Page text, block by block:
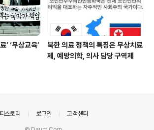
’ ‘무상교육’
북한 의료 정책의 특징은 무상치료
제, 예방의학, 의사 담당 구역제
티스토리 로그인 고객센터